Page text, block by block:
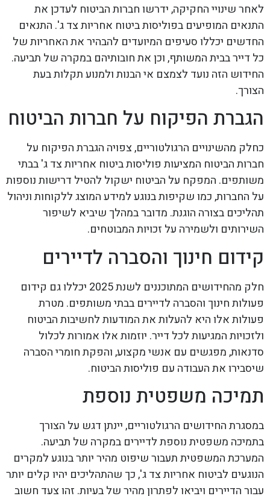
לאחר שינויי החקיקה, ידרשו חברות הביטוח לעדכן את
התנאים המופיעים בפוליסות ביטוח אחריות צד ג'. התנאים
החדשים יכללו סעיפים המיועדים להבהיר את האחריות של
כל דייר בבית המשותף, וכן את חובותיהם במקרה של תביעה.
החידוש הזה נועד לצמצם אי הבנות ולמנוע תקלות בעת
הצורך.
הגברת הפיקוח על חברות הביטוח
כחלק מהשינויים הרגולטוריים, צפויה הגברת הפיקוח על
חברות הביטוח המציעות פוליסות ביטוח אחריות צד ג' בבתי
משותפים. המפקח על הביטוח ישקול להטיל דרישות נוספות
על החברות, כמו שקיפות בנוגע למידע המוצג ללקוחות וניהול
תהליכים בצורה הוגנת. מדובר במהלך שיביא לשיפור
השירותים ולשמירה על זכויות המבוטחים.
קידום חינוך והסברה לדיירים
חלק מהחידושים המתוכננים לשנת 2025 יכללו גם קידום
פעולות חינוך והסברה לדיירים בבתי משותפים. מטרת
פעולות אלו היא להעלות את המודעות לחשיבות הביטוח
ולזכויות המגיעות לכל דייר. יוזמות אלו אמורות לכלול
סדנאות, מפגשים עם אנשי מקצוע, והפקת חומרי הסברה
שיסבירו את העבודה עם פוליסות הביטוח.
תמיכה משפטית נוספת
במסגרת החידושים הרגולטוריים, יינתן דגש על הצורך
בתמיכה משפטית נוספת לדיירים במקרה של תביעה.
המערכת המשפטית תעבור שיפוט מהיר יותר בנוגע למקרים
הנוגעים לביטוח אחריות צד ג', כך שהתהליכים יהיו קלים יותר
עבור הדיירים ויביאו לפתרון מהיר של בעיות. זהו צעד חשוב